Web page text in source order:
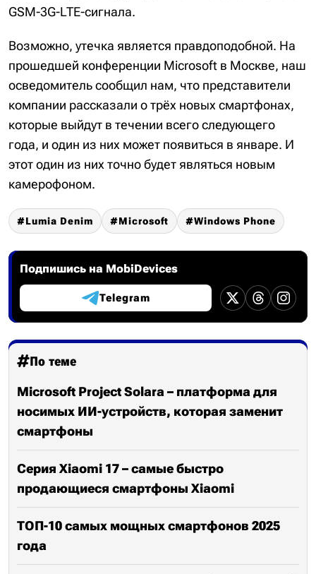
GSM-3G-LTE-сигнала.
Возможно, утечка является правдоподобной. На
прошедшей конференции Microsoft в Москве, наш
осведомитель сообщил нам, что представители
компании рассказали о трёх новых смартфонах,
которые выйдут в течении всего следующего
года, и один из них может появиться в январе. И
этот один из них точно будет являться новым
камерофоном.
Lumia Denim Microsoft Windows Phone
Подпишись на MobiDevices
Telegram
По теме
Microsoft Project Solara – платформа для
носимых ИИ-устройств, которая заменит
смартфоны
Серия Xiaomi 17 – самые быстро
продающиеся смартфоны Xiaomi
ТОП-10 самых мощных смартфонов 2025
года